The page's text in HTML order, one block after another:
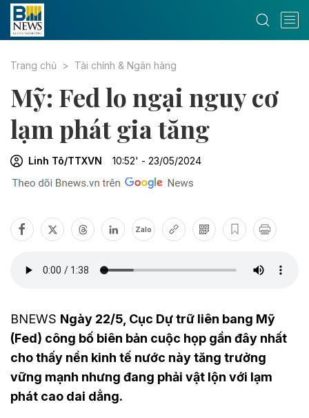
Trang chủ Tài chính & Ngân hàng
Mỹ: Fed lo ngại nguy cơ
lạm phát gia tăng
Linh Tô/TTXVN 10:52' - 23/05/2024
Zalo
BNEWS Ngày 22/5, Cục Dự trữ liên bang Mỹ
(Fed) công bố biên bản cuộc họp gần đây nhất
cho thấy nền kinh tế nước này tăng trưởng
vững mạnh nhưng đang phải vật lộn với lạm
phát cao dai dẳng.